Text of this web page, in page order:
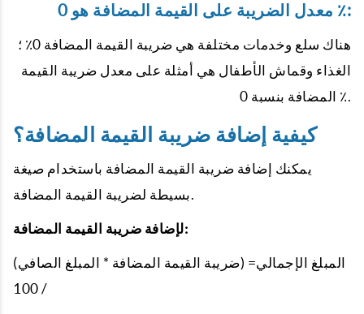
معدل الضريبة على القيمة المضافة هو 0 ٪:
هناك سلع وخدمات مختلفة هي ضريبة القيمة المضافة 0٪ ؛
الغذاء وقماش الأطفال هي أمثلة على معدل ضريبة القيمة
المضافة بنسبة 0 ٪.
كيفية إضافة ضريبة القيمة المضافة؟
يمكنك إضافة ضريبة القيمة المضافة باستخدام صيغة
بسيطة لضريبة القيمة المضافة.
لإضافة ضريبة القيمة المضافة:
المبلغ الإجمالي= (ضريبة القيمة المضافة * المبلغ الصافي)
/ 100